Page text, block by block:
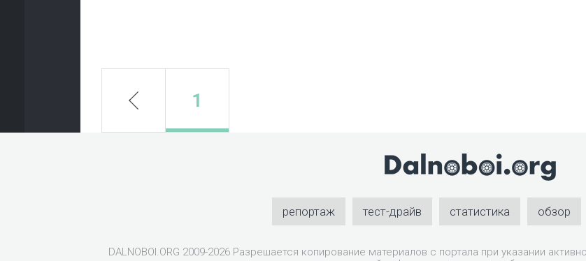
prev 1
репортаж тест-драйв статистика обзор
DALNOBOI.ORG 2009-2026 Разрешается копирование материалов с портала при указании